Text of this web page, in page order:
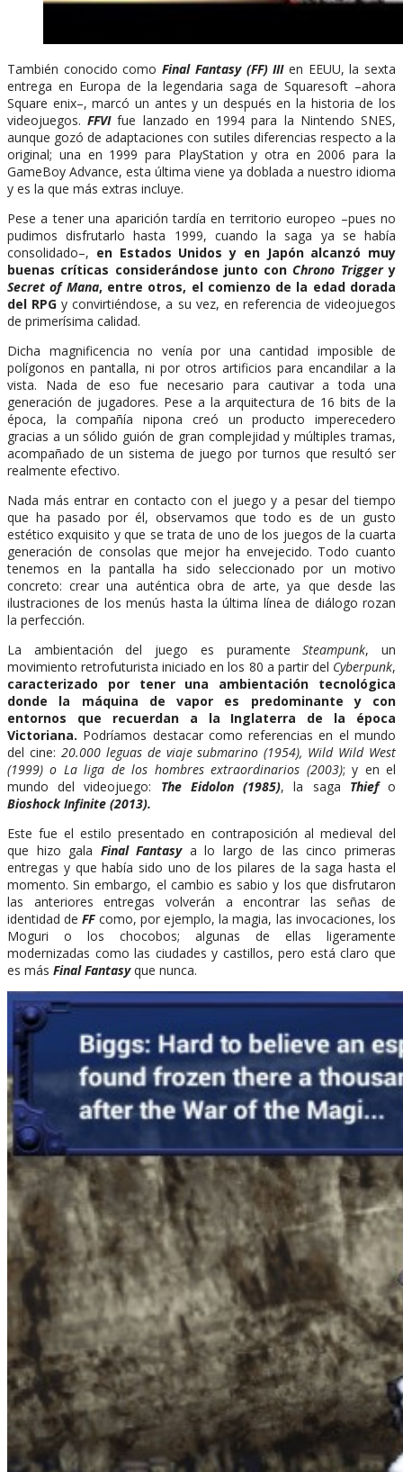
También conocido comoFinal Fantasy (FF) IIIen EEUU, la sexta
entrega en Europa de la legendaria saga de Squaresoft –ahora
Square enix–, marcó un antes y un después en la historia de los
videojuegos.FFVI fue lanzado en 1994 para la Nintendo SNES,
aunque gozó de adaptaciones con sutiles diferencias respecto a la
original; una en 1999 para PlayStation y otra en 2006 para la
GameBoy Advance, esta última viene ya doblada a nuestro idioma
y es la que más extras incluye.
Pese a tener una aparición tardía en territorio europeo –pues no
pudimos disfrutarlo hasta 1999, cuando la saga ya se había
consolidado–, en Estados Unidos y en Japón alcanzó muy
buenas críticas considerándose junto conChrono Triggery
Secret of Mana, entre otros, el comienzo de la edad dorada
del RPG y convirtiéndose, a su vez, en referencia de videojuegos
de primerísima calidad.
Dicha magnificencia no venía por una cantidad imposible de
polígonos en pantalla, ni por otros artificios para encandilar a la
vista. Nada de eso fue necesario para cautivar a toda una
generación de jugadores. Pese a la arquitectura de 16 bits de la
época, la compañía nipona creó un producto imperecedero
gracias a un sólido guión de gran complejidad y múltiples tramas,
acompañado de un sistema de juego por turnos que resultó ser
realmente efectivo.
Nada más entrar en contacto con el juego y a pesar del tiempo
que ha pasado por él, observamos que todo es de un gusto
estético exquisito y que se trata de uno de los juegos de la cuarta
generación de consolas que mejor ha envejecido. Todo cuanto
tenemos en la pantalla ha sido seleccionado por un motivo
concreto: crear una auténtica obra de arte, ya que desde las
ilustraciones de los menús hasta la última línea de diálogo rozan
la perfección.
La ambientación del juego es puramenteSteampunk, un
movimiento retrofuturista iniciado en los 80 a partir del Cyberpunk,
caracterizado por tener una ambientación tecnológica
donde la máquina de vapor es predominante y con
entornos que recuerdan a la Inglaterra de la época
Victoriana. Podríamos destacar como referencias en el mundo
del cine: 20.000 leguas de viaje submarino (1954), Wild Wild West
(1999) o La liga de los hombres extraordinarios (2003); y en el
mundo del videojuego: The Eidolon (1985), la saga Thief o
Bioshock Infinite (2013).
Este fue el estilo presentado en contraposición al medieval del
que hizo gala Final Fantasya lo largo de las cinco primeras
entregas y que había sido uno de los pilares de la saga hasta el
momento. Sin embargo, el cambio es sabio y los que disfrutaron
las anteriores entregas volverán a encontrar las señas de
identidad deFF como, por ejemplo, la magia, las invocaciones, los
Moguri o los chocobos; algunas de ellas ligeramente
modernizadas como las ciudades y castillos, pero está claro que
es más Final Fantasy que nunca.